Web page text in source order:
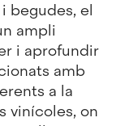
begudes, el
ampli
i aprofundir
amb
a la
vinícoles, on